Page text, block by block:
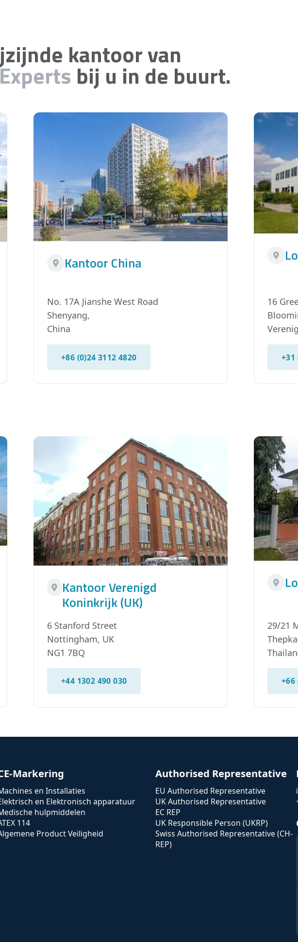
kantoor van
bij u in de buurt.
Kantoor China
No. 17A Jianshe West Road
Shenyang,
China
+86 (0)24 3112 4820
16
+31
Kantoor Verenigd
Koninkrijk (UK)
6 Stanford Street
Nottingham, UK
NG1 7BQ
+44 1302 490 030
29/21
+66
Markering
en Installaties
en Elektronisch apparatuur
hulpmiddelen
114
Product Veiligheid
Authorised Representative
EU Authorised Representative
UK Authorised Representative
EC REP
UK Responsible Person (UKRP)
Swiss Authorised Representative (CH-
REP)